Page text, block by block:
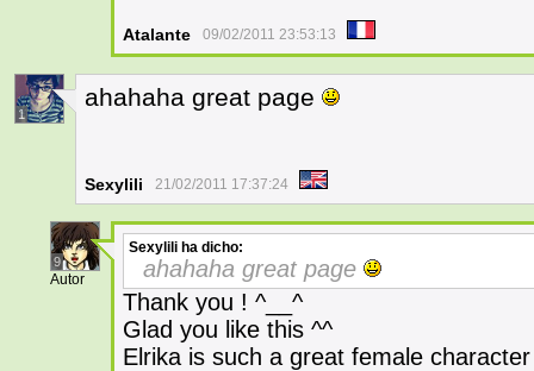
Atalante 09/02/2011 23:53:13
1
ahahaha great page
Sexylili 21/02/2011 17:37:24
9
Autor
Sexylili ha dicho:
ahahaha great page
Thank you ! ^__^
Glad you like this ^^
Elrika is such a great female